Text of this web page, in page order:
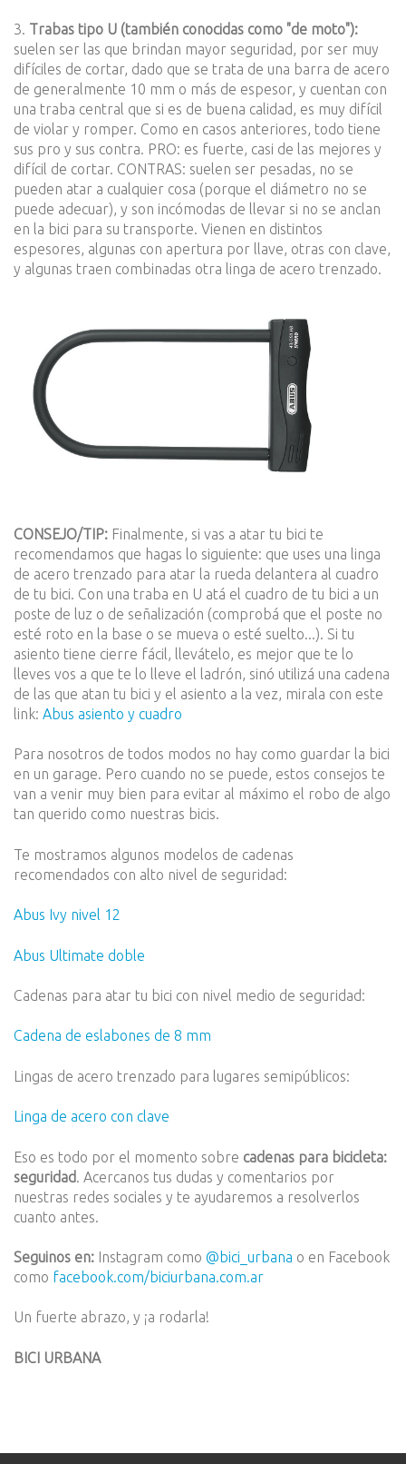
3. Trabas tipo U (también conocidas como "de moto"):
suelen ser las que brindan mayor seguridad, por ser muy
difíciles de cortar, dado que se trata de una barra de acero
de generalmente 10 mm o más de espesor, y cuentan con
una traba central que si es de buena calidad, es muy difícil
de violar y romper. Como en casos anteriores, todo tiene
sus pro y sus contra. PRO: es fuerte, casi de las mejores y
difícil de cortar. CONTRAS: suelen ser pesadas, no se
pueden atar a cualquier cosa (porque el diámetro no se
puede adecuar), y son incómodas de llevar si no se anclan
en la bici para su transporte. Vienen en distintos
espesores, algunas con apertura por llave, otras con clave,
y algunas traen combinadas otra linga de acero trenzado.
CONSEJO/TIP: Finalmente, si vas a atar tu bici te
recomendamos que hagas lo siguiente: que uses una linga
de acero trenzado para atar la rueda delantera al cuadro
de tu bici. Con una traba en U atá el cuadro de tu bici a un
poste de luz o de señalización (comprobá que el poste no
esté roto en la base o se mueva o esté suelto...). Si tu
asiento tiene cierre fácil, llevátelo, es mejor que te lo
lleves vos a que te lo lleve el ladrón, sinó utilizá una cadena
de las que atan tu bici y el asiento a la vez, mirala con este
link: Abus asiento y cuadro
Para nosotros de todos modos no hay como guardar la bici
en un garage. Pero cuando no se puede, estos consejos te
van a venir muy bien para evitar al máximo el robo de algo
tan querido como nuestras bicis.
Te mostramos algunos modelos de cadenas
recomendados con alto nivel de seguridad:
Abus Ivy nivel 12
Abus Ultimate doble
Cadenas para atar tu bici con nivel medio de seguridad:
Cadena de eslabones de 8 mm
Lingas de acero trenzado para lugares semipúblicos:
Linga de acero con clave
Eso es todo por el momento sobre cadenas para bicicleta:
seguridad
. Acercanos tus dudas y comentarios por
nuestras redes sociales y te ayudaremos a resolverlos
cuanto antes.
Seguinos en: Instagram como @bici_urbana o en Facebook
como facebook.com/biciurbana.com.ar
Un fuerte abrazo, y ¡a rodarla!
BICI URBANA